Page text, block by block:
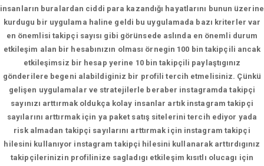
insanların buralardan ciddi para kazandığı hayatlarını bunun üzerine
kurdugu bir uygulama haline geldi bu uygulamada bazı kriterler var
en önemlisi takipçi sayısı gibi görünsede aslında en önemli durum
etkileşim alan bir hesabınızın olması örnegin 100 bin takipçili ancak
etkileşimsiz bir hesap yerine 10 bin takipçili paylaştıgınız
gönderilere begeni alabildiginiz bir profili tercih etmelisiniz. Çünkü
gelişen uygulamalar ve stratejilerle beraber instagramda takipçi
sayınızı arttırmak oldukça kolay insanlar artık instagram takipçi
sayılarını arttırmak için ya paket satış sitelerini tercih ediyor yada
risk almadan takipçi sayılarını arttırmak için instagram takipçi
hilesini kullanıyor instagram takipçi hilesini kullanarak arttırdıgınız
takipçilerinizin profilinize sagladıgı etkileşim kısıtlı olucagı için